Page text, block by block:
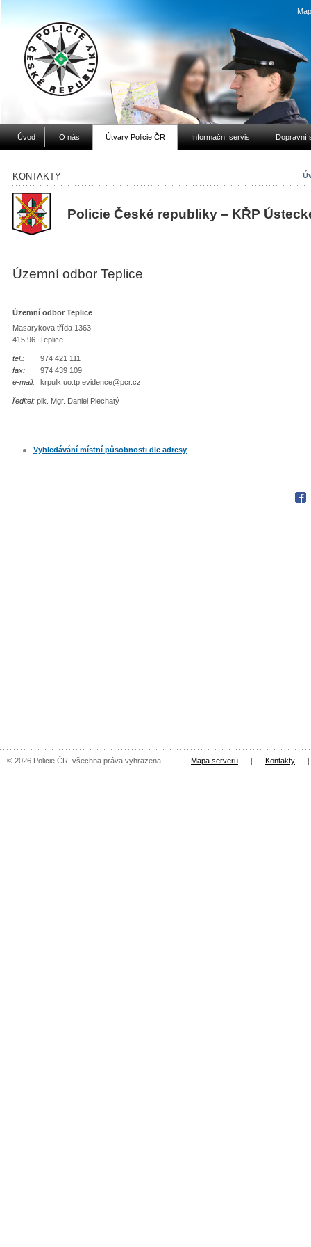
Úvod O nás Útvary Policie ČR Informační servis Dopravní
KONTAKTY
Policie České republiky – KŘP
Územní odbor Teplice
Územní odbor Teplice
Masarykova třída 1363
415 96 Teplice
tel.:
974 421 111
fax:
974 439 109
e-mail:
krpulk.uo.tp.evidence@pcr.cz
ředitel: plk. Mgr. Daniel Plechatý
Vyhledávání místní působnosti dle adresy
© 2026 Policie ČR, všechna práva vyhrazena Mapa serveru | Kontakty |